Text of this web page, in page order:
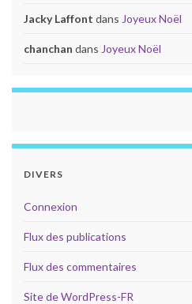
Jacky Laffont dans Joyeux Noël
chanchan dans Joyeux Noël
DIVERS
Connexion
Flux des publications
Flux des commentaires
Site de WordPress-FR